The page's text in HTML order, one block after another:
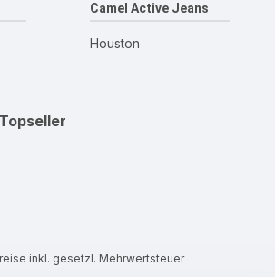
Camel Active Jeans
Houston
Topseller
inkl. gesetzl. Mehrwertsteuer